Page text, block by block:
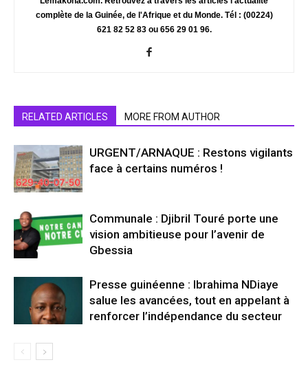
complète de la Guinée, de l'Afrique et du Monde. Tél : (00224)
621 82 52 83 ou 656 29 01 96.
RELATED ARTICLES MORE FROM AUTHOR
URGENT/ARNAQUE : Restons vigilants
face à certains numéros !
Communale : Djibril Touré porte une
vision ambitieuse pour l’avenir de
Gbessia
Presse guinéenne : Ibrahima NDiaye
salue les avancées, tout en appelant à
renforcer l’indépendance du secteur